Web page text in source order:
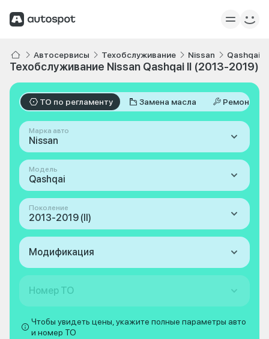
Автосервисы Техобслуживание Nissan Qashqai
Техобслуживание Nissan Qashqai II (2013-2019)
ТО по регламенту Замена масла Ремонт
Марка авто
Nissan
Модель
Qashqai
Поколение
2013-2019 (II)
Модификация
Номер ТО
Чтобы увидеть цены, укажите полные параметры авто
и номер ТО